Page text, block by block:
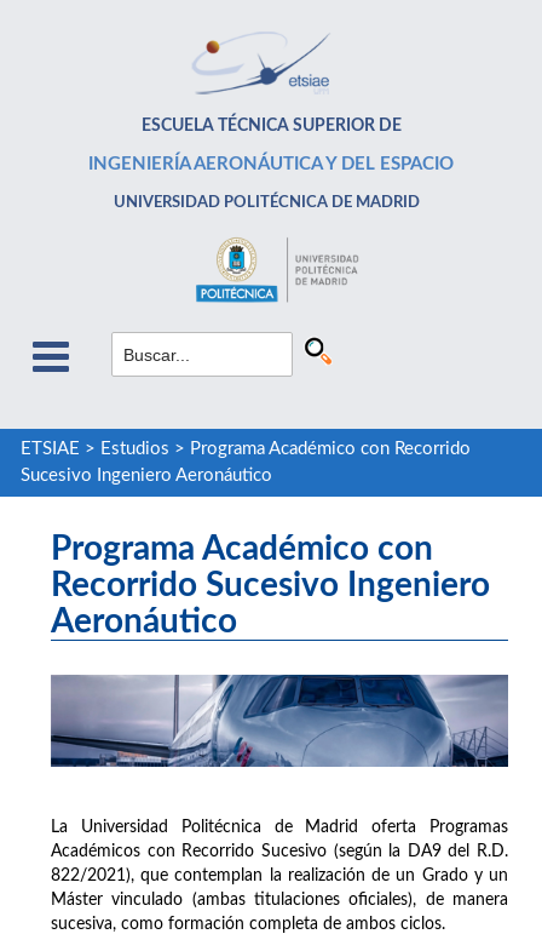
ESCUELA TÉCNICA SUPERIOR DE
INGENIERÍA AERONÁUTICA Y DEL ESPACIO
UNIVERSIDAD POLITÉCNICA DE MADRID
ETSIAE > Estudios > Programa Académico con Recorrido
Sucesivo Ingeniero Aeronáutico
Programa Académico con
Recorrido Sucesivo Ingeniero
Aeronáutico
La Universidad Politécnica de Madrid oferta Programas
Académicos con Recorrido Sucesivo (según la DA9 del R.D.
822/2021), que contemplan la realización de un Grado y un
Máster vinculado (ambas titulaciones oficiales), de manera
sucesiva, como formación completa de ambos ciclos.